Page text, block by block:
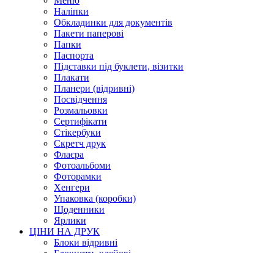
Наліпки
Обкладинки для документів
Пакети паперові
Папки
Паспорта
Підставки під буклети, візитки
Плакати
Планери (відривні)
Посвідчення
Розмальовки
Сертифікати
Стікербуки
Скретч друк
Флаєра
Фотоальбоми
Фоторамки
Хенгери
Упаковка (коробки)
Щоденники
Ярлики
ЦІНИ НА ДРУК
Блоки відривні